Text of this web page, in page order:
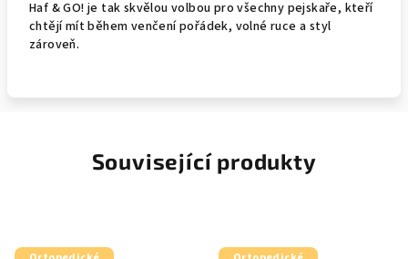
Haf & GO! je tak skvělou volbou pro všechny pejskaře, kteří
chtějí mít během venčení pořádek, volné ruce a styl
zároveň.
Související produkty